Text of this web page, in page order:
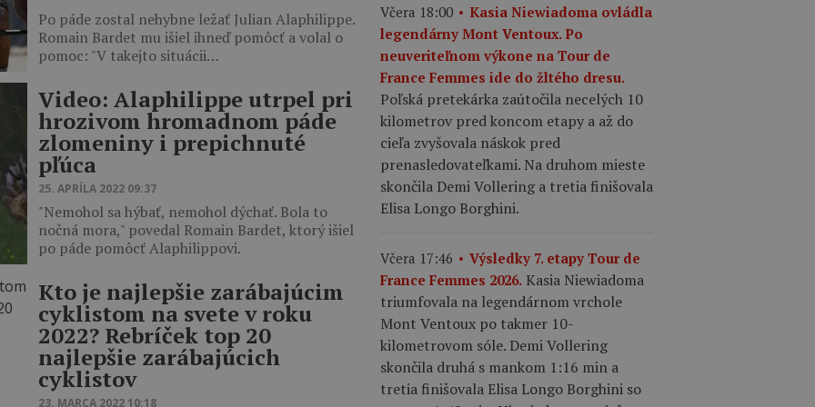
Po páde zostal nehybne ležať Julian Alaphilippe.
Romain Bardet mu išiel ihneď pomôcť a volal o
pomoc: "V takejto situácii…
Video: Alaphilippe utrpel pri
hrozivom hromadnom páde
zlomeniny i prepichnuté
pľúca
25. APRÍLA 2022 09:37
"Nemohol sa hýbať, nemohol dýchať. Bola to
nočná mora," povedal Romain Bardet, ktorý išiel
po páde pomôcť Alaphilippovi.
Kto je najlepšie zarábajúcim
cyklistom na svete v roku
2022? Rebríček top 20
najlepšie zarábajúcich
cyklistov
23. MARCA 2022 10:18
Včera 18:00
Kasia Niewiadoma ovládla
legendárny Mont Ventoux. Po
neuveriteľnom výkone na Tour de
France Femmes ide do žltého dresu.
Poľská pretekárka zaútočila necelých 10
kilometrov pred koncom etapy a až do
cieľa zvyšovala náskok pred
prenasledovateľkami. Na druhom mieste
skončila Demi Vollering a tretia finišovala
Elisa Longo Borghini.
Včera 17:46
Výsledky 7. etapy Tour de
France Femmes 2026. Kasia Niewiadoma
triumfovala na legendárnom vrchole
Mont Ventoux po takmer 10-
kilometrovom sóle. Demi Vollering
skončila druhá s mankom 1:16 min a
tretia finišovala Elisa Longo Borghini so